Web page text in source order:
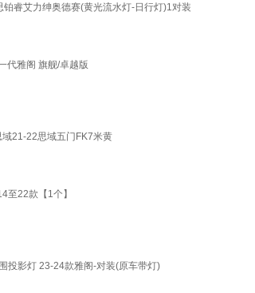
睿艾力绅奥德赛(黄光流水灯-日行灯)1对装
代雅阁 旗舰/卓越版
21-22思域五门FK7米黄
至22款【1个】
投影灯 23-24款雅阁-对装(原车带灯)